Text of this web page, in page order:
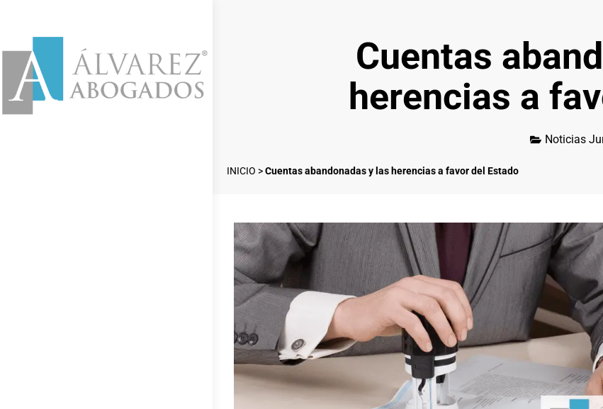
Cuentas
herencias a
Noticias
INICIO >Cuentas abandonadas y las herencias a favor del Estado